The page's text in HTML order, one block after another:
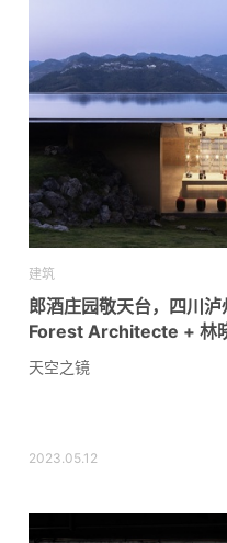
建筑
郎酒庄园敬天台，四川
Forest Architecte + 林
天空之镜
2023.05.12